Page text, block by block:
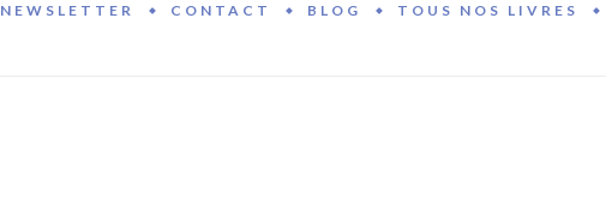
NEWSLETTER CONTACT BLOG TOUS NOS LIVRES